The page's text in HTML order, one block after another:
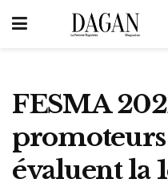
FESMA
promoteurs
évaluent la